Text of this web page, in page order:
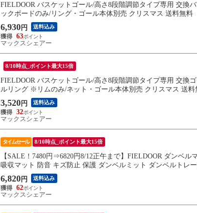
FIELDOOR バスケットゴール/高さ8段階調節タイプ専用 交換
ックボードのみ/リング・ゴール本体別売 クリスマス 送料無料
6,930 円 送料込み
63
マックスシェアー
8/10時点_ポイント最大15倍
FIELDOOR バスケットゴール/高さ8段階調節タイプ専用 交換
ルリング ※リムのみ/ネット・ゴール本体別売 クリスマス 送料
3,520 円 送料込み
32
マックスシェアー
タイムセール 8/10時点_ポイント最大15倍
【SALE！7480円⇒6820円8/12正午まで】FIELDOOR ダンベ
吸収マット 防音 キズ防止 保護 ダンベルミット ダンベルトレ
6,820 円 送料込み
62
マックスシェアー